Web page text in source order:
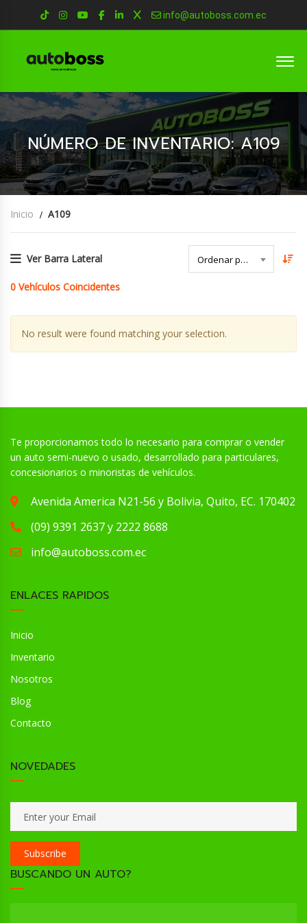
info@autoboss.com.ec
NÚMERO DE INVENTARIO: A109
Inicio A109
Ver Barra Lateral Ordenar por Fecha
0 Vehículos Coincidentes
No result were found matching your selection.
Te proporcionamos todo lo necesario para comprar o vender
un auto semi-nuevo o usado, desarrollado para particulares,
concesionarios o minoristas de vehículos.
Avenida America N21-56 y Bolivia, Quito, EC. 170402
(09) 9391 2637 y 2222 8688
info@autoboss.com.ec
ENLACES RAPIDOS
Inicio
Inventario
Nosotros
Blog
Contacto
NOVEDADES
Subscribe
BUSCANDO UN AUTO?